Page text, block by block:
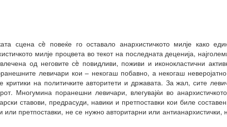
сцена сè повеќе го оставало анархистичкото милје како
милје процвета во текот на последната деценија,
од неговите сè повидливи, поживи и иконокластични
левичари кои – некогаш побавно, а некогаш
на политичките авторитети и државата. За жал, сите
Многумина поранешни левичари, влегувајќи во
ставови, предрасуди, навики и претпоставки кои биле
претпоставки, не се нужно авторитарни или антианархистички,